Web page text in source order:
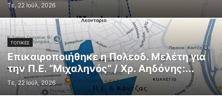
Τε, 22 Ιούλ, 2026
ΤΟΠΙΚΕΣ
Επικαιροποιήθηκε η Πολεοδ. Μελέτη για
την Π.Ε. “Μιχαληνός” / Χρ. Αηδόνης:...
Τε, 22 Ιούλ, 2026